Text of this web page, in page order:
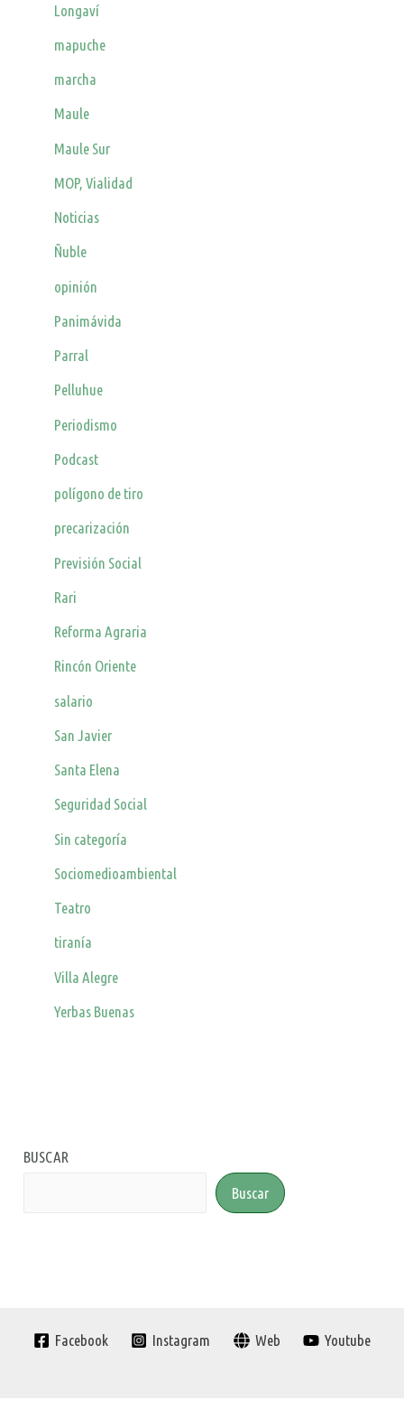
Longaví
mapuche
marcha
Maule
Maule Sur
MOP, Vialidad
Noticias
Ñuble
opinión
Panimávida
Parral
Pelluhue
Periodismo
Podcast
polígono de tiro
precarización
Previsión Social
Rari
Reforma Agraria
Rincón Oriente
salario
San Javier
Santa Elena
Seguridad Social
Sin categoría
Sociomedioambiental
Teatro
tiranía
Villa Alegre
Yerbas Buenas
BUSCAR
Buscar
Facebook Instagram Web Youtube